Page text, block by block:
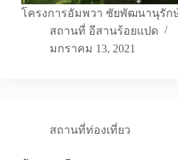
โครงการอัมพวา ชัยพัฒนานุรัก
สถานที่ อีสานร้อยแปด
มกราคม 13, 2021
สถานที่ท่องเที่ยว